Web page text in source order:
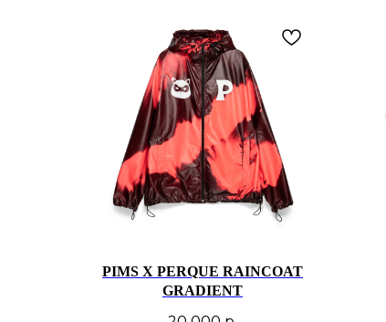
PIMS X PERQUE RAINCOAT
GRADIENT